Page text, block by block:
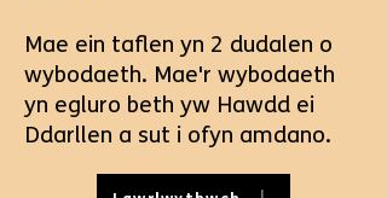
Mae ein taflen yn 2 dudalen o
wybodaeth. Mae'r wybodaeth
yn egluro beth yw Hawdd ei
Ddarllen a sut i ofyn amdano.